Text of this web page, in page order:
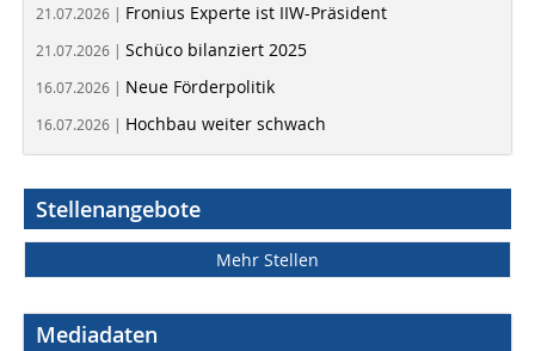
21.07.2026 | Fronius Experte ist IIW-Präsident
21.07.2026 | Schüco bilanziert 2025
16.07.2026 | Neue Förderpolitik
16.07.2026 | Hochbau weiter schwach
Stellenangebote
Mehr Stellen
Mediadaten